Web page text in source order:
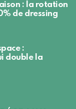
: la rotation
de dressing
:
double la